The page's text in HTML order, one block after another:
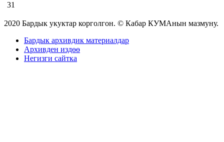
31
2020 Бардык укуктар корголгон. © Кабар КУМАнын мазмуну.
Бардык архивдик материалдар
Архивден издөө
Негизги сайтка